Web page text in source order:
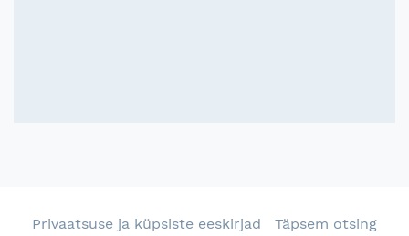
Privaatsuse ja küpsiste eeskirjad Täpsem otsing